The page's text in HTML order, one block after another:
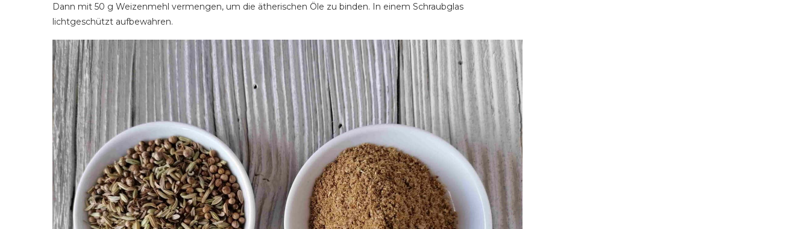
Dann mit 50 g Weizenmehl vermengen, um die ätherischen Öle zu binden. In einem Schraubglas
lichtgeschützt aufbewahren.